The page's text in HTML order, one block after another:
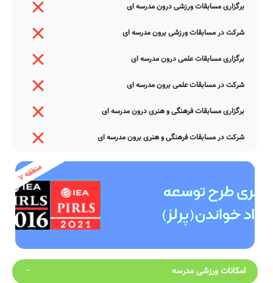
برگزاری مسابقات ورزشی درون مدرسه ای
شرکت در مسابقات ورزشی برون مدرسه ای
برگزاری مسابقات علمی درون مدرسه ای
شرکت در مسابقات علمی برون مدرسه ای
برگزاری مسابقات فرهنگی و هنری درون مدرسه ای
شرکت در مسابقات فرهنگی و هنری برون مدرسه ای
امکانات ورزشی مدرسه